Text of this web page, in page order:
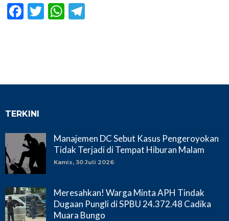
Facebook
TwitterWhatsApp
TERKINI
Manajemen DC Sebut Kasus Pengeroyokan
Tidak Terjadi di Tempat Hiburan Malam
Kamis, 30 Juli 2026
Meresahkan! Warga Minta APH Tindak
Dugaan Pungli di SPBU 24.372.48 Cadika
Muara Bungo